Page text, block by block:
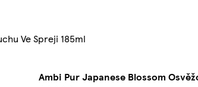
Ve Spreji 185ml
Ambi Pur Japanese Blossom